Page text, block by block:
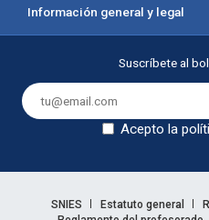
Información general y legal
Suscríbete al
Acepto la
Enlaces legales
SNIES Estatuto general